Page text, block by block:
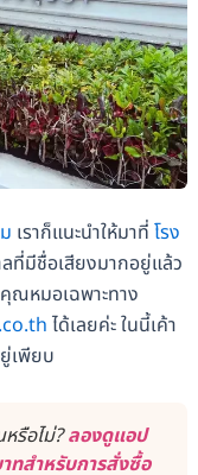
เราก็แนะนำให้มาที่ โรง
ที่มีชื่อเสียงมากอยู่แล้ว
ณหมอเฉพาะทาง
ได้เลยค่ะ ในนี้เค้า
เพียบ
รือไม่?ลองดูแอป
สำหรับการสั่งซื้อ